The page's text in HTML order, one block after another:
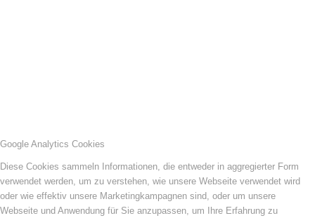
Google Analytics Cookies
Diese Cookies sammeln Informationen, die entweder in aggregierter Form
verwendet werden, um zu verstehen, wie unsere Webseite verwendet wird
oder wie effektiv unsere Marketingkampagnen sind, oder um unsere
Webseite und Anwendung für Sie anzupassen, um Ihre Erfahrung zu